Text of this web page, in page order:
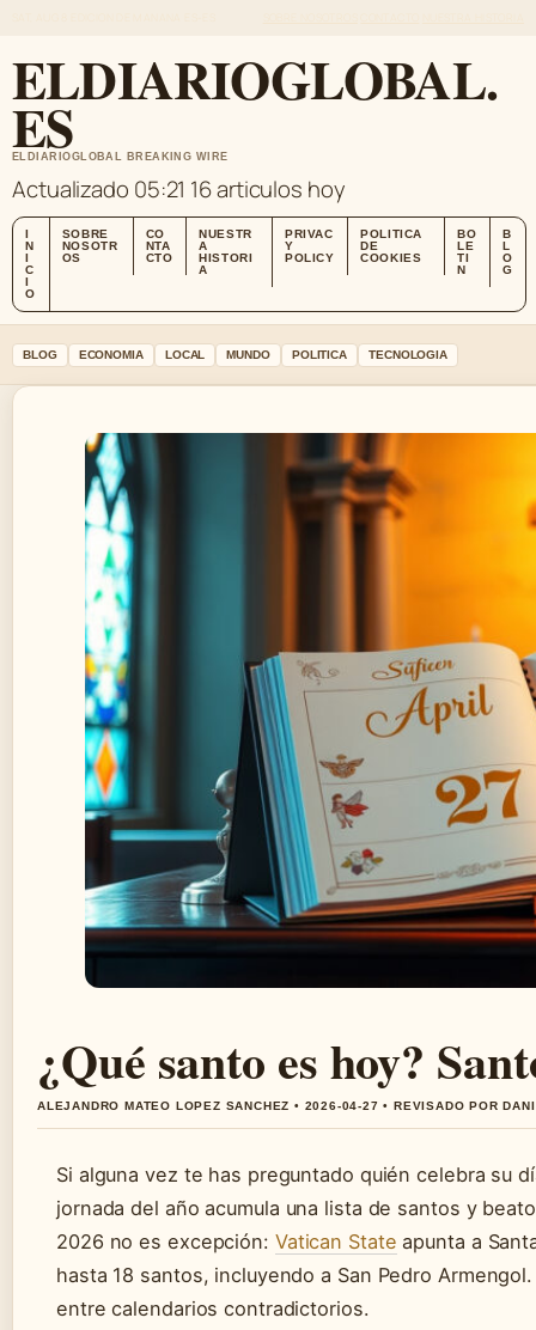
ELDIARIOGLOBAL.
ES
ELDIARIOGLOBAL BREAKING WIRE
Actualizado 05:21 16 articulos hoy
I
N
I
C
I
O
SOBRE
NOSOTR
OS
CO
NTA
CTO
NUESTR
A
HISTORI
A
PRIVAC
Y
POLICY
POLITICA
DE
COOKIES
BO
LE
TI
N
B
L
O
G
BLOG ECONOMIA LOCAL MUNDO POLITICA TECNOLOGIA
¿Qué santo es hoy?
ALEJANDRO MATEO LOPEZ SANCHEZ • 2026-04-27 • REVISADO POR
Si alguna vez te has preguntado quién celebra su
jornada del año acumula una lista de santos y
2026 no es excepción: Vatican State apunta a
hasta 18 santos, incluyendo a San Pedro
entre calendarios contradictorios.